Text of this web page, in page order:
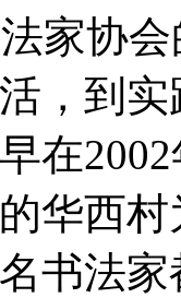
协会
，到
在
华西
书法